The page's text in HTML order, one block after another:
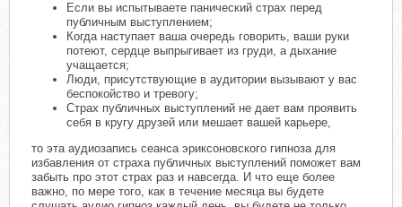
Если вы испытываете панический страх перед
публичным выступлением;
Когда наступает ваша очередь говорить, ваши руки
потеют, сердце выпрыгивает из груди, а дыхание
учащается;
Люди, присутствующие в аудитории вызывают у вас
беспокойство и тревогу;
Страх публичных выступлений не дает вам проявить
себя в кругу друзей или мешает вашей карьере,
то эта аудиозапись сеанса эриксоновского гипноза для
избавления от страха публичных выступлений поможет вам
забыть про этот страх раз и навсегда. И что еще более
важно, по мере того, как в течение месяца вы будете